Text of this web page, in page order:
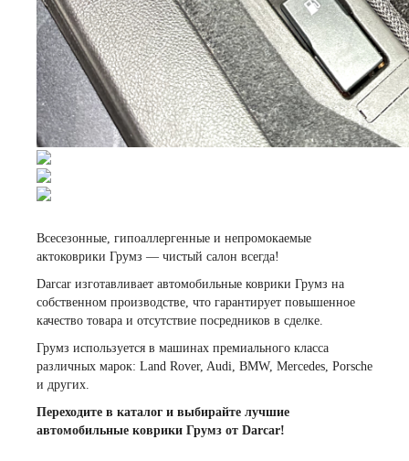
Всесезонные, гипоаллергенные и непромокаемые
актоковрики Грумз — чистый салон всегда!
Darcar изготавливает автомобильные коврики Грумз на
собственном производстве, что гарантирует повышенное
качество товара и отсутствие посредников в сделке.
Грумз используется в машинах премиального класса
различных марок: Land Rover, Audi, BMW, Mercedes, Porsche
и других.
Переходите в каталог и выбирайте лучшие
автомобильные коврики Грумз от Darcar!